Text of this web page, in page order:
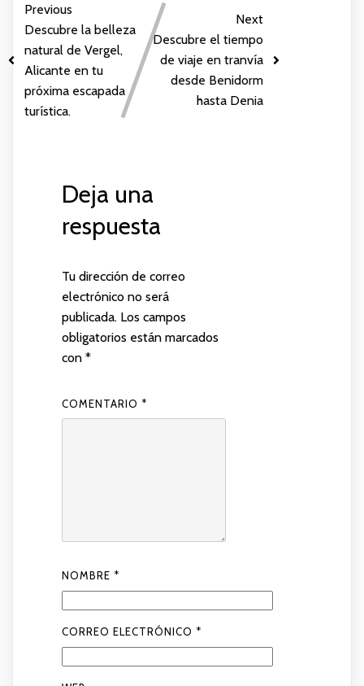
Previous
Descubre la belleza
natural de Vergel,
Alicante en tu
próxima escapada
turística.
Next
Descubre el tiempo
de viaje en tranvía
desde Benidorm
hasta Denia
Deja una
respuesta
Tu dirección de correo
electrónico no será
publicada. Los campos
obligatorios están marcados
con *
COMENTARIO *
NOMBRE *
CORREO ELECTRÓNICO *